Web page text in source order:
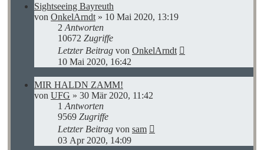
Sightseeing Bayreuth
von OnkelArndt » 10 Mai 2020, 13:19
2 Antworten
10672 Zugriffe
Letzter Beitrag von OnkelArndt
10 Mai 2020, 16:42
MIR HALDN ZAMM!
von UFG » 30 Mär 2020, 11:42
1 Antworten
9569 Zugriffe
Letzter Beitrag von sam
03 Apr 2020, 14:09